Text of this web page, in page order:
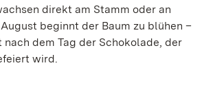
direkt am Stamm oder an
beginnt der Baum zu blühen –
nach dem Tag der Schokolade, der
wird.